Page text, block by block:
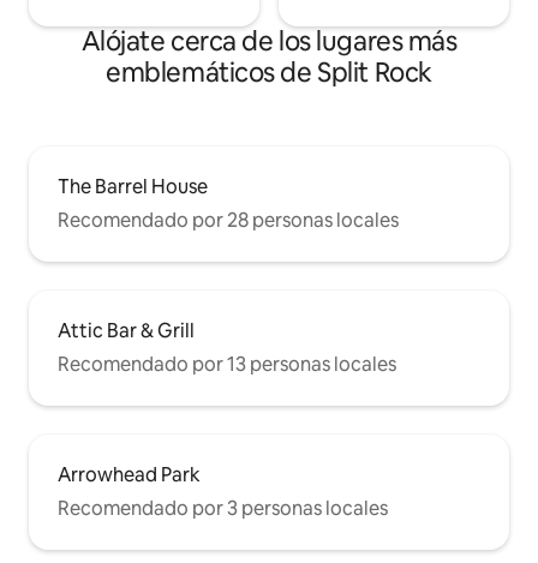
Alójate cerca de los lugares más
emblemáticos de Split Rock
The Barrel House
Recomendado por 28 personas locales
Attic Bar & Grill
Recomendado por 13 personas locales
Arrowhead Park
Recomendado por 3 personas locales